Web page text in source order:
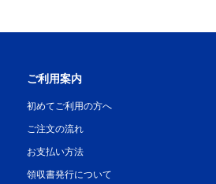
ご利用案内
初めてご利用の方へ
ご注文の流れ
お支払い方法
領収書発行について